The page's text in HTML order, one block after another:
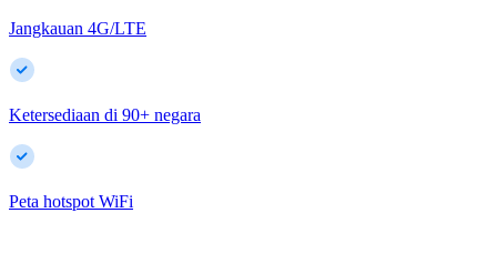
Jangkauan 4G/LTE
Ketersediaan di 90+ negara
Peta hotspot WiFi